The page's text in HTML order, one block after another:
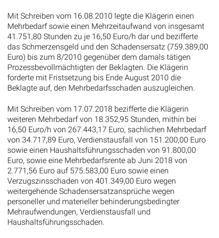
Mit Schreiben vom 16.08.2010 legte die Klägerin einen
Mehrbedarf sowie einen Mehrzeitaufwand von insgesamt
41.751,80 Stunden zu je 16,50 Euro/h dar und bezifferte
das Schmerzensgeld und den Schadensersatz (759.389,00
Euro) bis zum 8/2010 gegenüber dem damals tätigen
Prozessbevollmächtigten der Beklagten. Die Klägerin
forderte mit Fristsetzung bis Ende August 2010 die
Beklagte auf, den Mehrbedarfsschaden auszugleichen.
Mit Schreiben vom 17.07.2018 bezifferte die Klägerin
weiteren Mehrbedarf von 18.352,95 Stunden, mithin bei
16,50 Euro/h von 267.443,17 Euro, sachlichen Mehrbedarf
von 34.717,89 Euro, Verdienstausfall von 151.200,00 Euro
sowie einen Haushaltsführungsschaden von 91.800,00
Euro, sowie eine Mehrbedarfsrente ab Juni 2018 von
2.771,56 Euro auf 575.583,00 Euro sowie einen
Verzugszinsschaden von 401.349,00 Euro wegen
weitergehende Schadensersatzansprüche wegen
personeller und materieller behinderungsbedingter
Mehraufwendungen, Verdienstausfall und
Haushaltsführungsschaden.